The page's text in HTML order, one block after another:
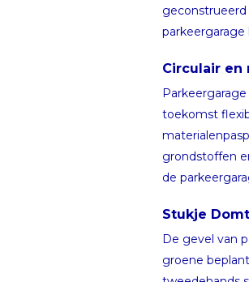
Circulair en
toekomst
grondstoffen
de
Stukje
De gevel van
groene